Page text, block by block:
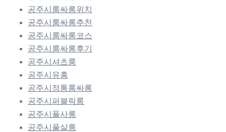
공주시룸싸롱위치
공주시룸싸롱추천
공주시룸싸롱코스
공주시룸싸롱후기
공주시셔츠룸
공주시유흥
공주시정통룸싸롱
공주시퍼블릭룸
공주시풀사롱
공주시풀살롱